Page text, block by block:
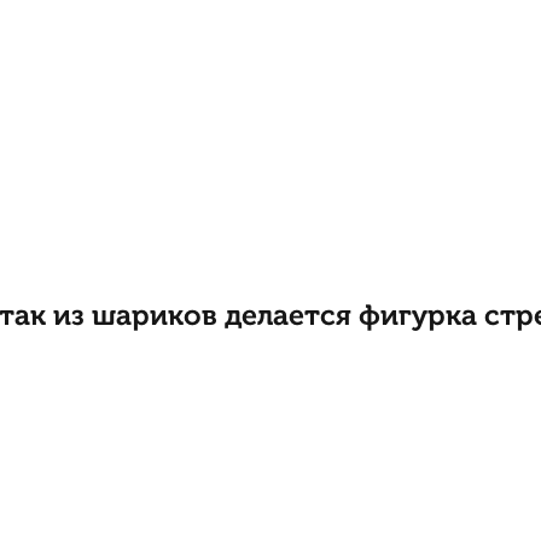
из шариков делается фигурка